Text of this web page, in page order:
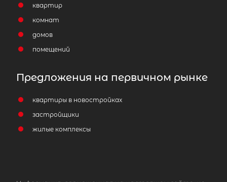
квартир
комнат
домов
помещений
Предложения на первичном рынке
квартиры в новостройках
застройщики
жилые комплексы